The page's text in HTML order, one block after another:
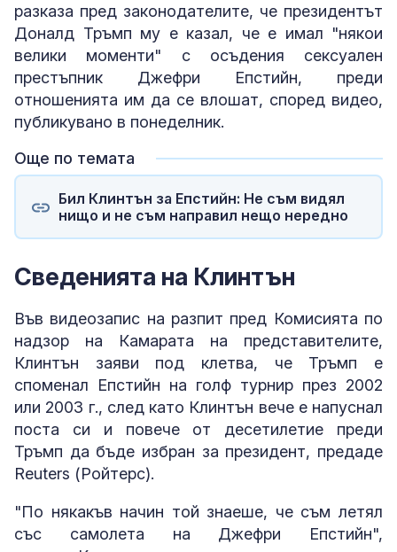
разказа пред законодателите, че президентът
Доналд Тръмп му е казал, че е имал "някои
велики моменти" с осъдения сексуален
престъпник Джефри Епстийн, преди
отношенията им да се влошат, според видео,
публикувано в понеделник.
Още по темата
Бил Клинтън за Епстийн: Не съм видял
нищо и не съм направил нещо нередно
Сведенията на Клинтън
Във видеозапис на разпит пред Комисията по
надзор на Камарата на представителите,
Клинтън заяви под клетва, че Тръмп е
споменал Епстийн на голф турнир през 2002
или 2003 г., след като Клинтън вече е напуснал
поста си и повече от десетилетие преди
Тръмп да бъде избран за президент, предаде
Reuters (Ройтерс).
"По някакъв начин той знаеше, че съм летял
със самолета на Джефри Епстийн",